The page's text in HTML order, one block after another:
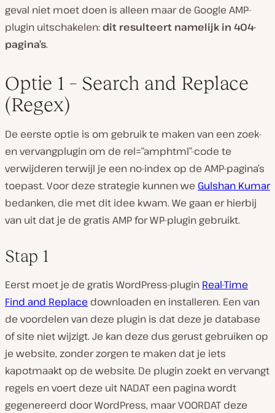
geval niet moet doen is alleen maar de Google AMP-
plugin uitschakelen: dit resulteert namelijk in 404-
pagina’s.
Optie 1 – Search and Replace
(Regex)
De eerste optie is om gebruik te maken van een zoek-
en vervangplugin om de rel=”amphtml”-code te
verwijderen terwijl je een no-index op de AMP-pagina’s
toepast. Voor deze strategie kunnen we Gulshan Kumar
bedanken, die met dit idee kwam. We gaan er hierbij
van uit dat je de gratis AMP for WP-plugin gebruikt.
Stap 1
Eerst moet je de gratis WordPress-plugin Real-Time
Find and Replace downloaden en installeren. Een van
de voordelen van deze plugin is dat deze je database
of site niet wijzigt. Je kan deze dus gerust gebruiken op
je website, zonder zorgen te maken dat je iets
kapotmaakt op de website. De plugin zoekt en vervangt
regels en voert deze uit NADAT een pagina wordt
gegenereerd door WordPress, maar VOORDAT deze